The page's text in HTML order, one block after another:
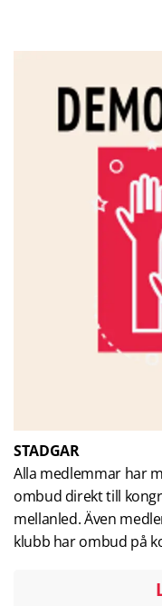
STADGAR
Alla medlemmar har
ombud direkt till
mellanled. Även
klubb har ombud på